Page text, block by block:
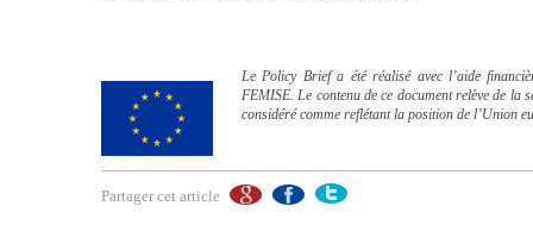
Le Policy Brief a été réalisé avec l’aide
FEMISE. Le contenu de ce document relève de la
considéré comme reflétant la position de l’Union
Partager cet article